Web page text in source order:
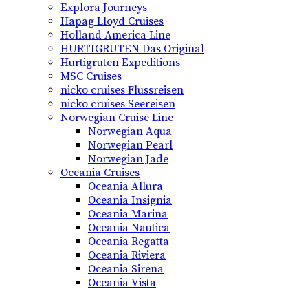
Explora Journeys
Hapag Lloyd Cruises
Holland America Line
HURTIGRUTEN Das Original
Hurtigruten Expeditions
MSC Cruises
nicko cruises Flussreisen
nicko cruises Seereisen
Norwegian Cruise Line
Norwegian Aqua
Norwegian Pearl
Norwegian Jade
Oceania Cruises
Oceania Allura
Oceania Insignia
Oceania Marina
Oceania Nautica
Oceania Regatta
Oceania Riviera
Oceania Sirena
Oceania Vista